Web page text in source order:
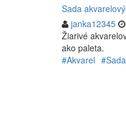
Sada
janka12345
Žiarivé
ako paleta.
#Akvarel